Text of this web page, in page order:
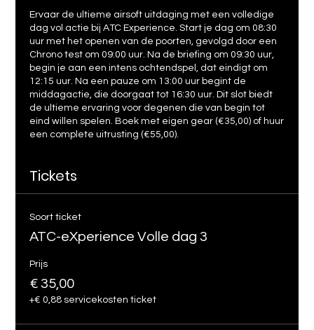
Ervaar de ultieme airsoft uitdaging met een volledige
dag vol actie bij ATC Experience. Start je dag om 08:30
uur met het openen van de poorten, gevolgd door een
Chrono test om 09:00 uur. Na de briefing om 09:30 uur,
begin je aan een intens ochtendspel, dat eindigt om
12:15 uur. Na een pauze om 13:00 uur begint de
middagactie, die doorgaat tot 16:30 uur. Dit slot biedt
de ultieme ervaring voor degenen die van begin tot
eind willen spelen. Boek met eigen gear (€35,00) of huur
een complete uitrusting (€55,00).
Tickets
Soort ticket
ATC-eXperience Volle dag 3
Prijs
€ 35,00
+€ 0,88 servicekosten ticket